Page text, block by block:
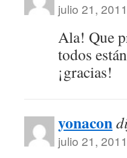
julio 21,
Ala! Que
todos
¡gracias!
yonacon
julio 21,